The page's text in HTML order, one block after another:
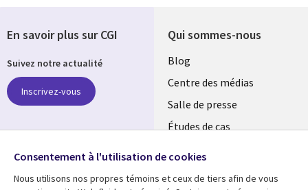
Qui sommes-nous
Useful
links
LUXEMBOURG
Blog
Centre des médias
Salle de presse
Études de cas
En savoir plus sur CGI
Suivez notre actualité
Inscrivez-vous
réseaux
Social
Consentement à l'utilisation de cookies
Nous utilisons nos propres témoins et ceux de tiers afin de vous